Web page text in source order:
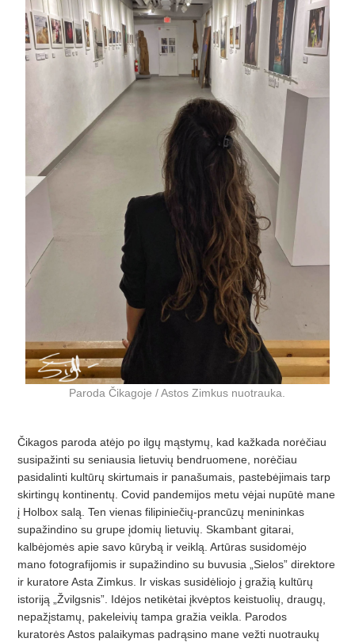
Paroda Čikagoje / Astos Zimkus nuotrauka.
Čikagos paroda atėjo po ilgų mąstymų, kad kažkada norėčiau
susipažinti su seniausia lietuvių bendruomene, norėčiau
pasidalinti kultūrų skirtumais ir panašumais, pastebėjimais tarp
skirtingų kontinentų. Covid pandemijos metu vėjai nupūtė mane
į Holbox salą. Ten vienas filipiniečių-prancūzų menininkas
supažindino su grupe įdomių lietuvių. Skambant gitarai,
kalbėjomės apie savo kūrybą ir veiklą. Artūras susidomėjo
mano fotografijomis ir supažindino su buvusia „Sielos” direktore
ir kuratore Asta Zimkus. Ir viskas susidėliojo į gražią kultūrų
istoriją „Žvilgsnis”. Idėjos netikėtai įkvėptos keistuolių, draugų,
nepažįstamų, pakeleivių tampa gražia veikla. Parodos
kuratorės Astos palaikymas padrąsino mane vežti nuotraukų